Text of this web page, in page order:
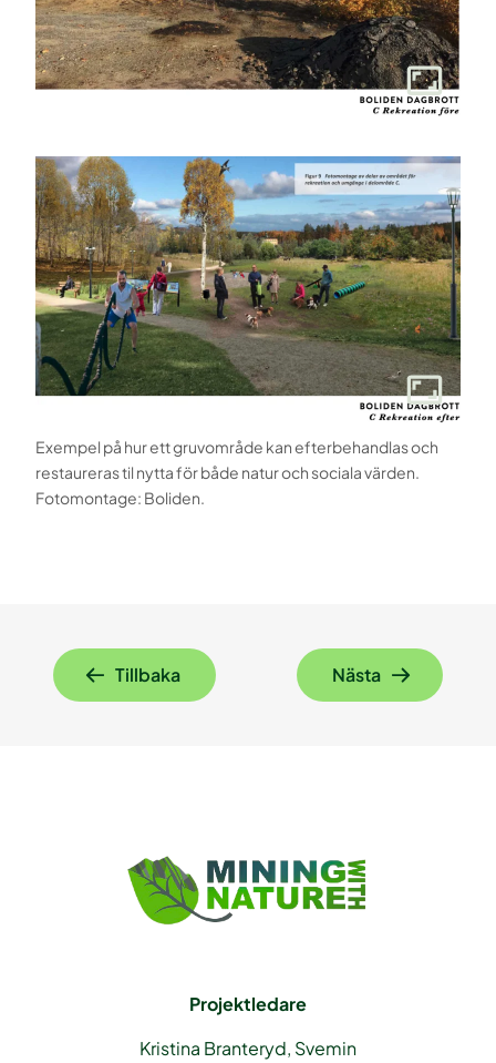
Exempel på hur ett gruvområde kan efterbehandlas och
restaureras til nytta för både natur och sociala värden.
Fotomontage: Boliden.
Tillbaka Nästa
Projektledare
Kristina Branteryd, Svemin